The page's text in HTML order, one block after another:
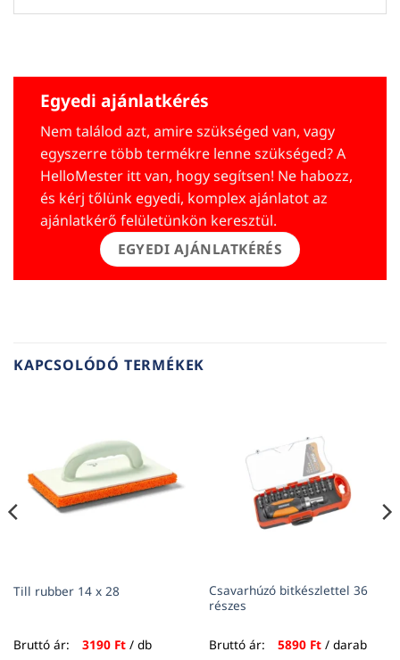
Egyedi ajánlatkérés
Nem találod azt, amire szükséged van, vagy
egyszerre több termékre lenne szükséged? A
HelloMester itt van, hogy segítsen! Ne habozz,
és kérj tőlünk egyedi, komplex ajánlatot az
ajánlatkérő felületünkön keresztül.
EGYEDI AJÁNLATKÉRÉS
KAPCSOLÓDÓ TERMÉKEK
Till rubber 14 x 28
Bruttó ár: 3190 Ft/ db
Csavarhúzó bitkészlettel 36
részes
Bruttó ár: 5890 Ft/ darab